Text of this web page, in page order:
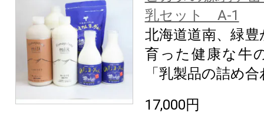
乳セット A-1
北海道道南、緑
育った健康な牛
「乳製品の詰め
17,000円